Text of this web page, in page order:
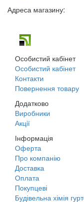
Адреса магазину:
Особистий кабінет
Особистий кабінет
Контакти
Повернення товару
Додатково
Виробники
Акції
Інформація
Оферта
Про компанію
Доставка
Оплата
Покупцеві
Будівельна хімія